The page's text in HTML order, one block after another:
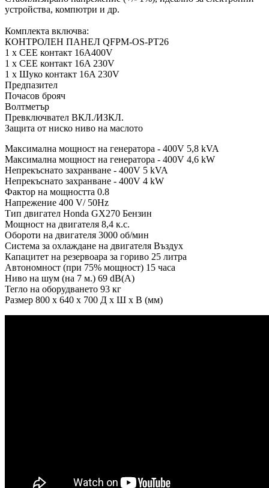
устройства, компютри и др.
Комплекта включва:
КОНТРОЛЕН ПАНЕЛ QFPM-OS-PT26
1 x CEE контакт 16A400V
1 x CEE контакт 16A 230V
1 x Шуко контакт 16A 230V
Предпазител
Почасов брояч
Волтметър
Превключвател ВКЛ./ИЗКЛ.
Защита от ниско ниво на маслото
Максимална мощност на генератора - 400V 5,8 kVA
Максимална мощност на генератора - 400V 4,6 kW
Непрекъснато захранване - 400V 5 kVA
Непрекъснато захранване - 400V 4 kW
Фактор на мощността 0.8
Напрежение 400 V/ 50Hz
Тип двигател Honda GX270 Бензин
Мощност на двигателя 8,4 к.с.
Обороти на двигателя 3000 об/мин
Система за охлаждане на двигателя Въздух
Капацитет на резервоара за гориво 25 литра
Автономност (при 75% мощност) 15 часа
Ниво на шум (на 7 м.) 69 dB(A)
Тегло на оборудването 93 кг
Размер 800 x 640 x 700 Д x Ш x В (мм)